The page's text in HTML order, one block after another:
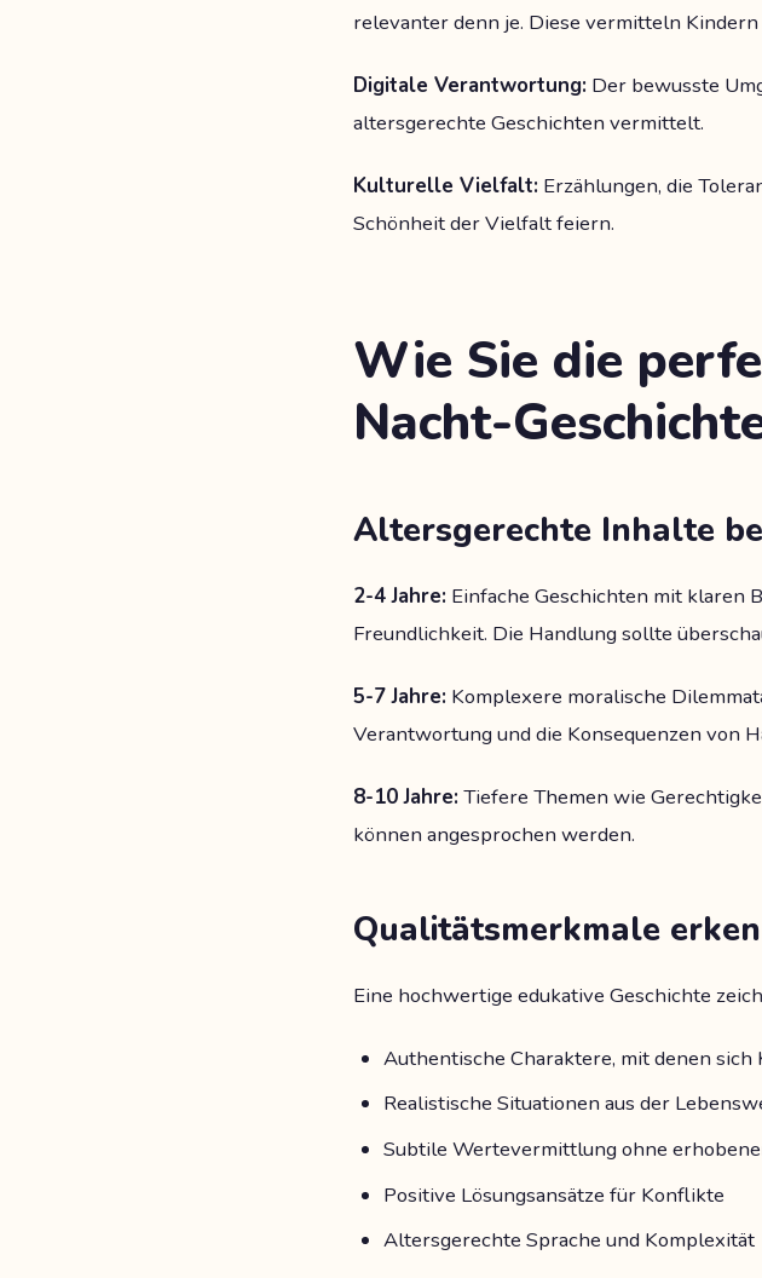
relevanter denn je. Diese vermitteln
Digitale Verantwortung: Der bewusste
altersgerechte Geschichten vermittelt.
Kulturelle Vielfalt: Erzählungen, die
Schönheit der Vielfalt feiern.
Wie Sie die
Nacht-
Altersgerechte Inhalte
2-4 Jahre: Einfache Geschichten mit klaren
Freundlichkeit. Die Handlung sollte
5-7 Jahre: Komplexere moralische
Verantwortung und die Konsequenzen von
8-10 Jahre: Tiefere Themen wie
können angesprochen werden.
Qualitätsmerkmale
Eine hochwertige edukative Geschichte
Authentische Charaktere, mit denen
Realistische Situationen aus der
Subtile Wertevermittlung ohne
Positive Lösungsansätze für Konflikte
Altersgerechte Sprache und Komplexität